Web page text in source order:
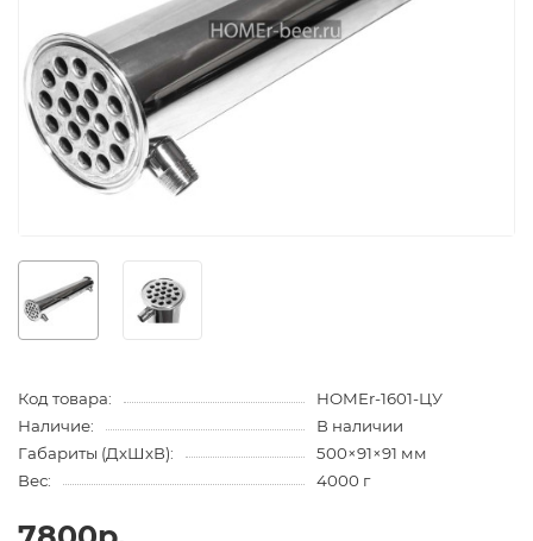
Код товара:
HOMEr-1601-ЦУ
Наличие:
В наличии
Габариты (ДхШхВ):
500×91×91 мм
Вес:
4000 г